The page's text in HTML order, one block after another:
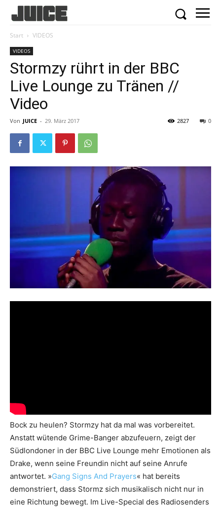
Start VIDEOS
VIDEOS
Stormzy rührt in der BBC
Live Lounge zu Tränen //
Video
Von JUICE - 29. März 2017 0
2827
Bock zu heulen? Stormzy hat da mal was vorbereitet.
Anstatt wütende Grime-Banger abzufeuern, zeigt der
Südlondoner in der BBC Live Lounge mehr Emotionen als
Drake, wenn seine Freundin nicht auf seine Anrufe
antwortet. »Gang Signs And Prayers« hat bereits
demonstriert, dass Stormz sich musikalisch nicht nur in
eine Richtung bewegt. Im Live-Special des Radiosenders